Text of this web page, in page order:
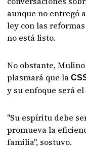
aunque no entregó
ley con las
no está listo.
No obstante,
plasmará que la
y su enfoque será
"Su espíritu debe
promueva la
familia", sostuvo.